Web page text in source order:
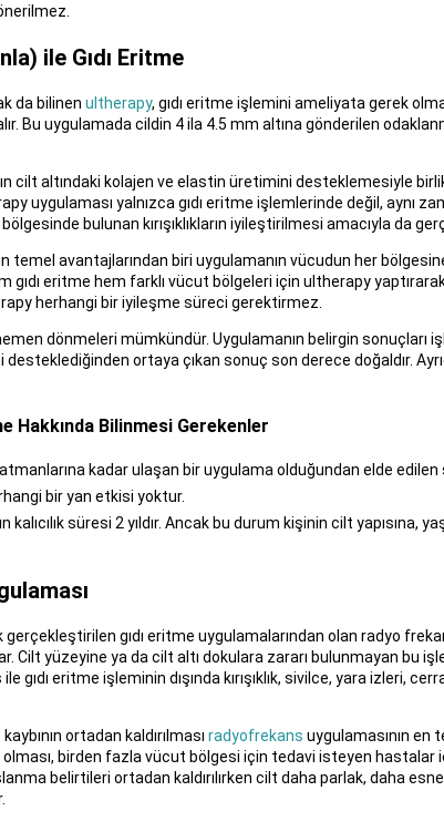
ile Gıdı Eritme
da bilinen ultherapy, gıdı eritme işlemini ameliyata gerek
Bu uygulamada cildin 4 ila 4.5 mm altına gönderilen
cilt altındaki kolajen ve elastin üretimini desteklemesiyle
uygulaması yalnızca gıdı eritme işlemlerinde değil, aynı
bulunan kırışıklıkların iyileştirilmesi amacıyla da
temel avantajlarından biri uygulamanın vücudun her bölgesine
gıdı eritme hem farklı vücut bölgeleri için ultherapy
herhangi bir iyileşme süreci gerektirmez.
dönmeleri mümkündür. Uygulamanın belirgin sonuçları
ortaya çıkan sonuç son derece doğaldır.
Hakkında Bilinmesi Gerekenler
kadar ulaşan bir uygulama olduğundan elde
bir yan etkisi yoktur.
kalıcılık süresi 2 yıldır. Ancak bu durum kişinin cilt yapısına,
gerçekleştirilen gıdı eritme uygulamalarından olan radyo
Cilt yüzeyine ya da cilt altı dokulara zararı bulunmayan bu
gıdı eritme işleminin dışında kırışıklık, sivilce, yara izleri,
ortadan kaldırılması radyofrekans uygulamasının en
birden fazla vücut bölgesi için tedavi isteyen hastalar
belirtileri ortadan kaldırılırken cilt daha parlak, daha